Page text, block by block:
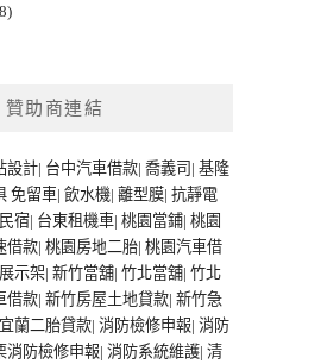
贊助商連結
設計| 台中汽車借款| 喬義司 | 基隆
免留車 | 飲水機| 離型膜| 抗靜電
宿| 台東租機車 | 桃園當鋪| 桃園
借款| 桃園房地二胎| 桃園汽車借
展示架| 新竹當舖| 竹北當舖| 竹北
借款| 新竹房屋土地貸款| 新竹急
宜蘭二胎貸款| 消防檢修申報| 消防
消防檢修申報| 消防系統維護| 清